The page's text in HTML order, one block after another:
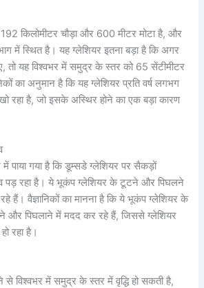
किलोमीटर चौड़ा और 600 मीटर मोटा है, और
में स्थित है। यह ग्लेशियर इतना बड़ा है कि अगर
तो यह विश्वभर में समुद्र के स्तर को 65 सेंटीमीटर
का अनुमान है कि यह ग्लेशियर प्रति वर्ष लगभग
रहा है, जो इसके अस्थिर होने का एक बड़ा कारण
पाया गया है कि डूम्सडे ग्लेशियर पर सैकड़ों
पड़ रहा है। ये भूकंप ग्लेशियर के टूटने और पिघलने
हैं। वैज्ञानिकों का मानना है कि ये भूकंप ग्लेशियर के
और पिघलाने में मदद कर रहे हैं, जिससे ग्लेशियर
रहा है।
विश्वभर में समुद्र के स्तर में वृद्धि हो सकती है,